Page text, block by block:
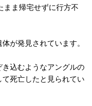
まま帰宅せずに行方不
が発見されています。
込むようなアングルの
て死亡したと見られてい